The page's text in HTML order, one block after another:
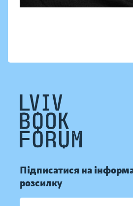
Підписатися на
розсилку